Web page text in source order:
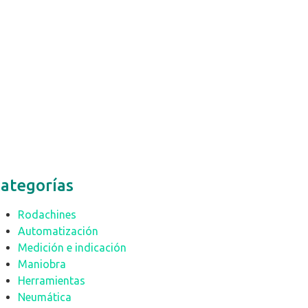
Rodachines
Automatización
Medición e indicación
Maniobra
Herramientas
Neumática